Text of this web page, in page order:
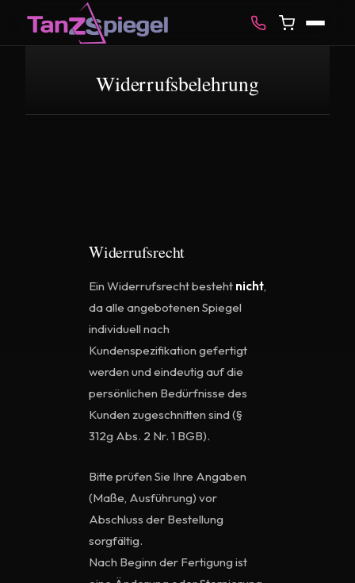
SPIEGEL KONFIGURATOR
BILDERGALERIE
FAQS
Widerrufsbelehrung
Widerrufsrecht
Ein Widerrufsrecht besteht nicht,
da alle angebotenen Spiegel
individuell nach
Kundenspezifikation gefertigt
werden und eindeutig auf die
persönlichen Bedürfnisse des
Kunden zugeschnitten sind (§
312g Abs. 2 Nr. 1 BGB).
Bitte prüfen Sie Ihre Angaben
(Maße, Ausführung) vor
Abschluss der Bestellung
sorgfältig.
Nach Beginn der Fertigung ist